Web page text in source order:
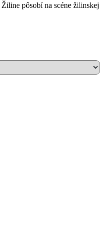
Žiline pôsobí na scéne žilinskej